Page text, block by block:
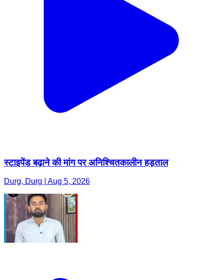
स्टाइपेंड बढ़ाने की मांग पर अनिश्चितकालीन हड़ताल
Durg, Durg | Aug 5, 2026